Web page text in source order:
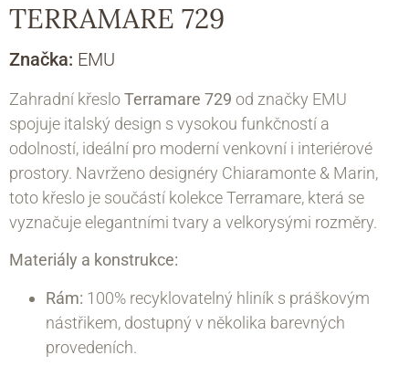
TERRAMARE 729
Značka: EMU
Zahradní křesloTerramare 729 od značky EMU
spojuje italský design s vysokou funkčností a
odolností, ideální pro moderní venkovní i interiérové
prostory. Navrženo designéry Chiaramonte & Marin,
toto křeslo je součástí kolekce Terramare, která se
vyznačuje elegantními tvary a velkorysými rozměry.
Materiály a konstrukce:
Rám: 100% recyklovatelný hliník s práškovým
nástřikem, dostupný v několika barevných
provedeních.